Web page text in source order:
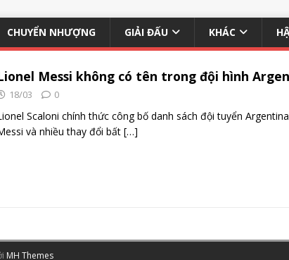
CHUYỂN NHƯỢNG GIẢI ĐẤU KHÁC
Messi không có tên trong đội hình
18/03 0
Scaloni chính thức công bố danh sách đội tuyển
và nhiều thay đổi bất […]
MH Themes